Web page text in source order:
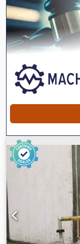
300 кг, Сушилня за
30 m³/мин, +3°C /
Модел: RA300
PN16 Cjdpfxot A
+3°C Система за
налягане: 4–14
Тегло: 275 кг